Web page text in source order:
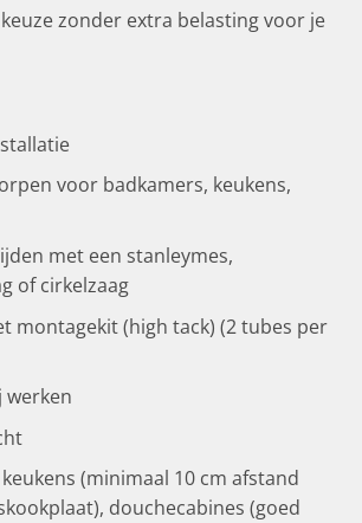
zonder extra belasting voor je
voor badkamers, keukens,
met een stanleymes,
of cirkelzaag
montagekit (high tack) (2 tubes per
werken
(minimaal 10 cm afstand
douchecabines (goed